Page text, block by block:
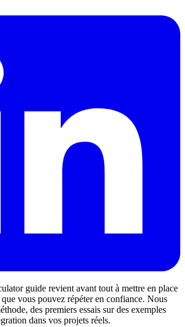
guide revient avant tout à mettre en place
vous pouvez répéter en confiance. Nous
des premiers essais sur des exemples
dans vos projets réels.